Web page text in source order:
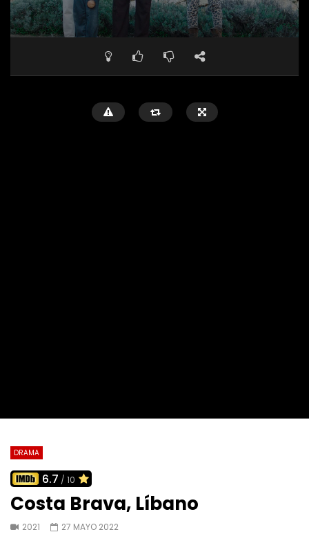
DRAMA
6.7 / 10
Costa Brava, Líbano
2021 27 MAYO 2022